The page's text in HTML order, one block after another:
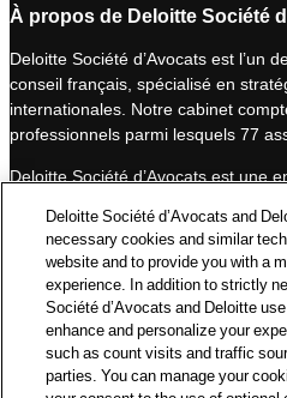
k
e
d
I
n
T
u
b
e
À propos de Deloitte Société
Deloitte Société d’Avocats est l’un
conseil français, spécialisé en
internationales. Notre cabinet
professionnels parmi lesquels 77
Deloitte Société d’Avocats est une
professionnels et à ce titre, travaille
et juristes de Deloitte situés dans
Les informations contenues sur ce
d’informer ses lecteurs de manière
en aucun cas se substituer à un
professionnel en fonction d’une
particulier est apporté à la
Deloitte Société d’Avocats and
necessary cookies and similar
website and to provide you with a
experience. In addition to strictly
Société d’Avocats and Deloitte
enhance and personalize your
such as count visits and traffic
parties. You can manage your